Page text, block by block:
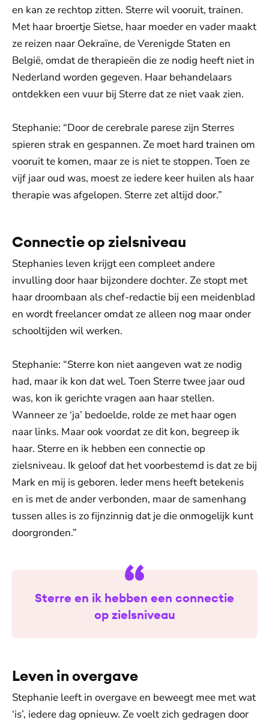
en kan ze rechtop zitten. Sterre wil vooruit, trainen.
Met haar broertje Sietse, haar moeder en vader maakt
ze reizen naar Oekraïne, de Verenigde Staten en
België, omdat de therapieën die ze nodig heeft niet in
Nederland worden gegeven. Haar behandelaars
ontdekken een vuur bij Sterre dat ze niet vaak zien.
Stephanie: “Door de cerebrale parese zijn Sterres
spieren strak en gespannen. Ze moet hard trainen om
vooruit te komen, maar ze is niet te stoppen. Toen ze
vijf jaar oud was, moest ze iedere keer huilen als haar
therapie was afgelopen. Sterre zet altijd door.”
Connectie op zielsniveau
Stephanies leven krijgt een compleet andere
invulling door haar bijzondere dochter. Ze stopt met
haar droombaan als chef-redactie bij een meidenblad
en wordt freelancer omdat ze alleen nog maar onder
schooltijden wil werken.
Stephanie: “Sterre kon niet aangeven wat ze nodig
had, maar ik kon dat wel. Toen Sterre twee jaar oud
was, kon ik gerichte vragen aan haar stellen.
Wanneer ze ‘ja’ bedoelde, rolde ze met haar ogen
naar links. Maar ook voordat ze dit kon, begreep ik
haar. Sterre en ik hebben een connectie op
zielsniveau. Ik geloof dat het voorbestemd is dat ze bij
Mark en mij is geboren. Ieder mens heeft betekenis
en is met de ander verbonden, maar de samenhang
tussen alles is zo fijnzinnig dat je die onmogelijk kunt
doorgronden.”
Sterre en ik hebben een connectie
op zielsniveau
Leven in overgave
Stephanie leeft in overgave en beweegt mee met wat
‘is’, iedere dag opnieuw. Ze voelt zich gedragen door